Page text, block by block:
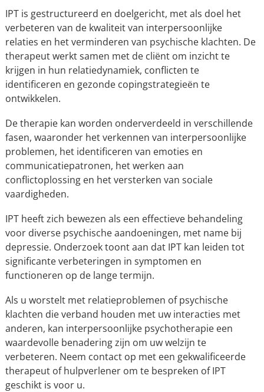
IPT is gestructureerd en doelgericht, met als doel het
verbeteren van de kwaliteit van interpersoonlijke
relaties en het verminderen van psychische klachten. De
therapeut werkt samen met de cliënt om inzicht te
krijgen in hun relatiedynamiek, conflicten te
identificeren en gezonde copingstrategieën te
ontwikkelen.
De therapie kan worden onderverdeeld in verschillende
fasen, waaronder het verkennen van interpersoonlijke
problemen, het identificeren van emoties en
communicatiepatronen, het werken aan
conflictoplossing en het versterken van sociale
vaardigheden.
IPT heeft zich bewezen als een effectieve behandeling
voor diverse psychische aandoeningen, met name bij
depressie. Onderzoek toont aan dat IPT kan leiden tot
significante verbeteringen in symptomen en
functioneren op de lange termijn.
Als u worstelt met relatieproblemen of psychische
klachten die verband houden met uw interacties met
anderen, kan interpersoonlijke psychotherapie een
waardevolle benadering zijn om uw welzijn te
verbeteren. Neem contact op met een gekwalificeerde
therapeut of hulpverlener om te bespreken of IPT
geschikt is voor u.